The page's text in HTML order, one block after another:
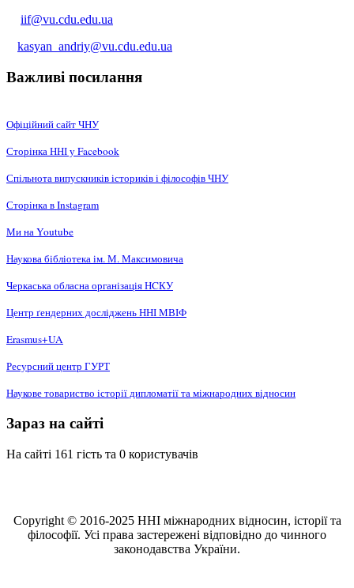
iif@vu.cdu.edu.ua
kasyan_andriy@vu.cdu.edu.ua
Важливі посилання
Офіційний сайт ЧНУ
Сторінка ННІ у Facebook
Спільнота випускників істориків і філософів ЧНУ
Сторінка в Instagram
Ми на Youtube
Наукова бібліотека ім. М. Максимовича
Черкаська обласна організація НCКУ
Центр ґендерних досліджень ННІ МВІФ
Erasmus+UA
Ресурсний центр ГУРТ
Наукове товариство історії дипломатії та міжнародних відносин
Зараз на сайті
На сайті 161 гість та 0 користувачів
Copyright © 2016-2025 ННІ міжнародних відносин, історії та
філософії. Усі права застережені відповідно до чинного
законодавства України.